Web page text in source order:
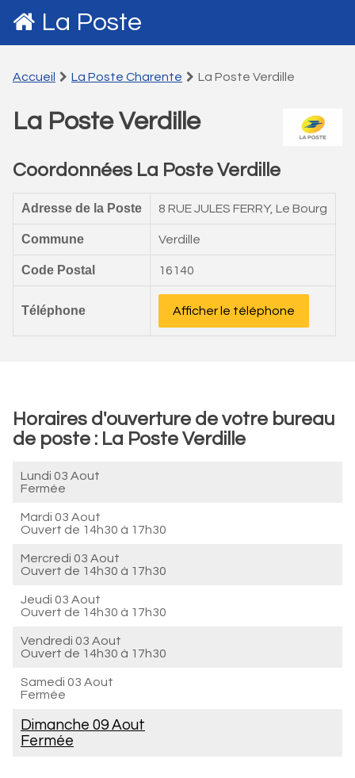
La Poste
Accueil La Poste Charente La Poste Verdille
La Poste Verdille
Coordonnées La Poste Verdille
Adresse de la Poste 8 RUE JULES FERRY, Le Bourg
Commune Verdille
Code Postal 16140
Téléphone Afficher le téléphone
Horaires d'ouverture de votre bureau
de poste : La Poste Verdille
Lundi 03 Aout
Fermée
Mardi 03 Aout
Ouvert de 14h30 à 17h30
Mercredi 03 Aout
Ouvert de 14h30 à 17h30
Jeudi 03 Aout
Ouvert de 14h30 à 17h30
Vendredi 03 Aout
Ouvert de 14h30 à 17h30
Samedi 03 Aout
Fermée
Dimanche 09 Aout
Fermée